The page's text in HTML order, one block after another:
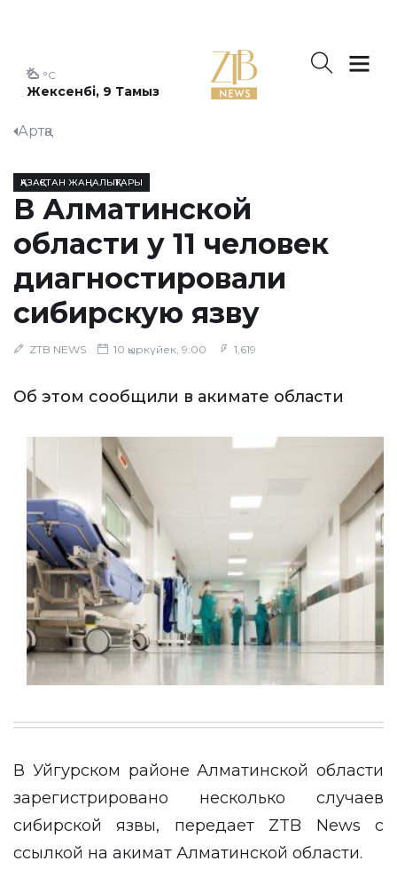
Жексенбі, 9 Тамыз
°C
Артқа
ҚАЗАҚСТАН ЖАҢАЛЫҚТАРЫ
В Алматинской
области у 11 человек
диагностировали
сибирскую язву
ZTB NEWS 10 қыркүйек, 9:00 1,619
Об этом сообщили в акимате области
В Уйгурском районе Алматинской области
зарегистрировано несколько случаев
сибирской язвы, передает ZTB News с
ссылкой на акимат Алматинской области.